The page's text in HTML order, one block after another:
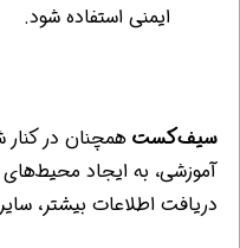
ایمنی استفاده شود.
سیف‌کستهمچنان در کنار
آموزشی، به ایجاد
دریافت اطلاعات بیشتر،